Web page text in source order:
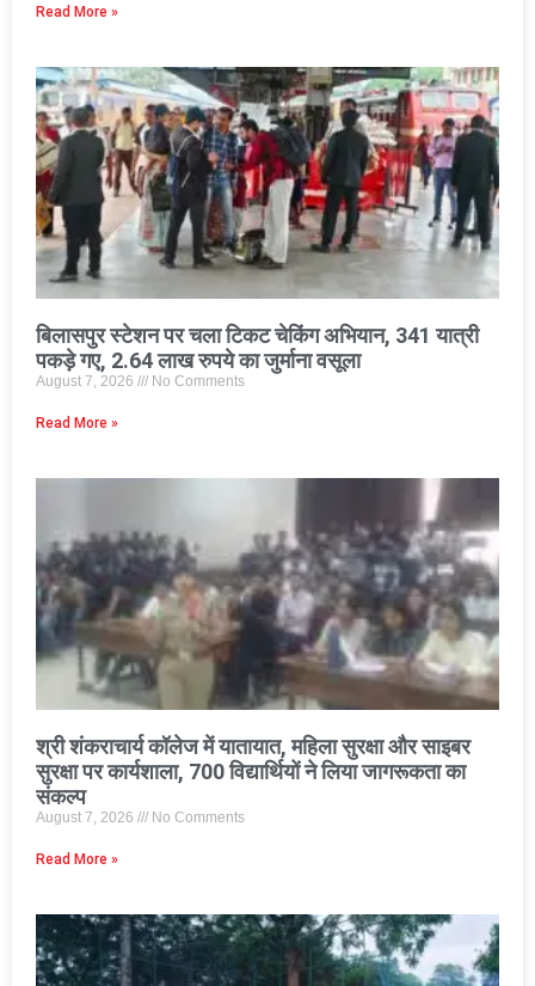
Read More »
बिलासपुर स्टेशन पर चला टिकट चेकिंग अभियान, 341 यात्री
पकड़े गए, 2.64 लाख रुपये का जुर्माना वसूला
August 7, 2026 No Comments
Read More »
श्री शंकराचार्य कॉलेज में यातायात, महिला सुरक्षा और साइबर
सुरक्षा पर कार्यशाला, 700 विद्यार्थियों ने लिया जागरूकता का
संकल्प
August 7, 2026 No Comments
Read More »